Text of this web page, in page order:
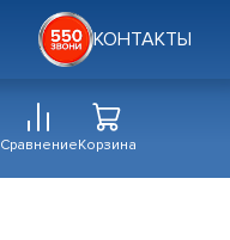
КОНТАКТЫ
СравнениеКорзина